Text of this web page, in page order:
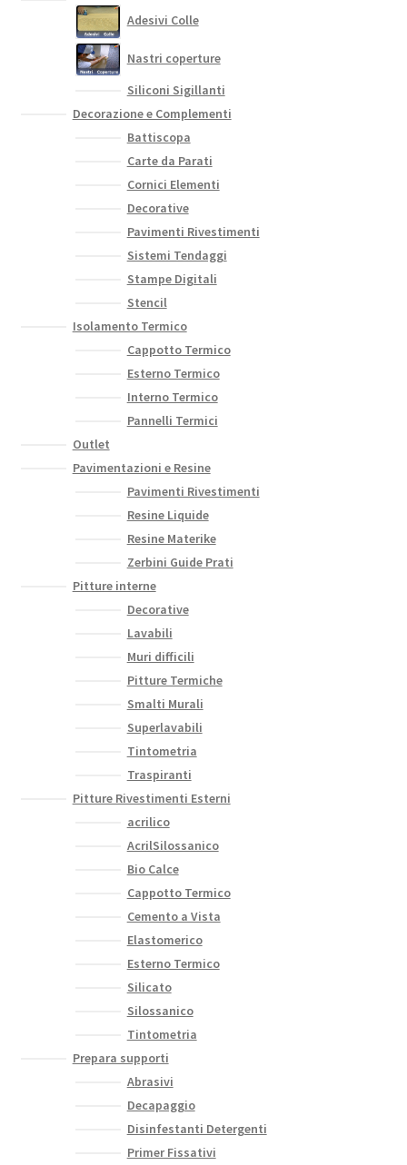
Adesivi Colle
Nastri coperture
Siliconi Sigillanti
Decorazione e Complementi
Battiscopa
Carte da Parati
Cornici Elementi
Decorative
Pavimenti Rivestimenti
Sistemi Tendaggi
Stampe Digitali
Stencil
Isolamento Termico
Cappotto Termico
Esterno Termico
Interno Termico
Pannelli Termici
Outlet
Pavimentazioni e Resine
Pavimenti Rivestimenti
Resine Liquide
Resine Materike
Zerbini Guide Prati
Pitture interne
Decorative
Lavabili
Muri difficili
Pitture Termiche
Smalti Murali
Superlavabili
Tintometria
Traspiranti
Pitture Rivestimenti Esterni
acrilico
AcrilSilossanico
Bio Calce
Cappotto Termico
Cemento a Vista
Elastomerico
Esterno Termico
Silicato
Silossanico
Tintometria
Prepara supporti
Abrasivi
Decapaggio
Disinfestanti Detergenti
Primer Fissativi